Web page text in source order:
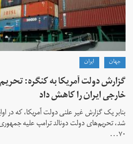
جهان ايران
خارجی ایران را کاهش داد
بنابر یک گزارش غیر علنی دولت آمریکا، که در
۷۰...